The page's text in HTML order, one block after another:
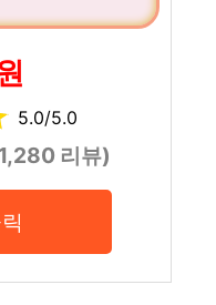
5.0/5.0
리뷰)